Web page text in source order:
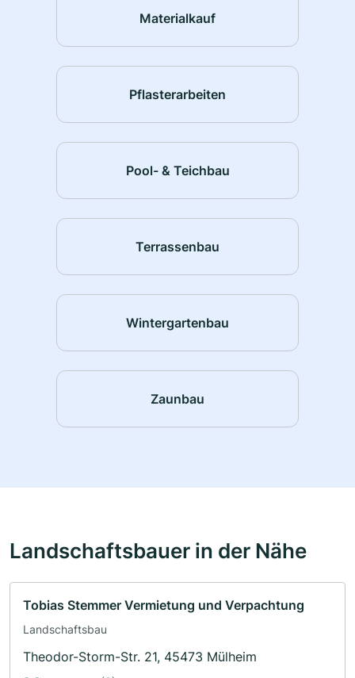
Materialkauf
Pflasterarbeiten
Pool- & Teichbau
Terrassenbau
Wintergartenbau
Zaunbau
Landschaftsbauer in der Nähe
Tobias Stemmer Vermietung und Verpachtung
Landschaftsbau
Theodor-Storm-Str. 21, 45473 Mülheim